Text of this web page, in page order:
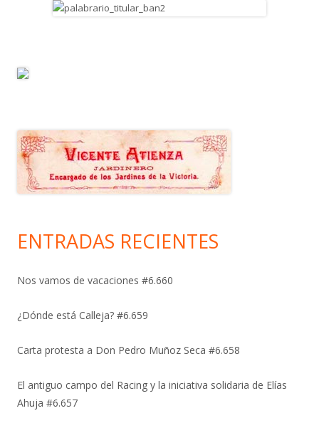
ENTRADAS RECIENTES
Nos vamos de vacaciones #6.660
¿Dónde está Calleja? #6.659
Carta protesta a Don Pedro Muñoz Seca #6.658
El antiguo campo del Racing y la iniciativa solidaria de Elías
Ahuja #6.657